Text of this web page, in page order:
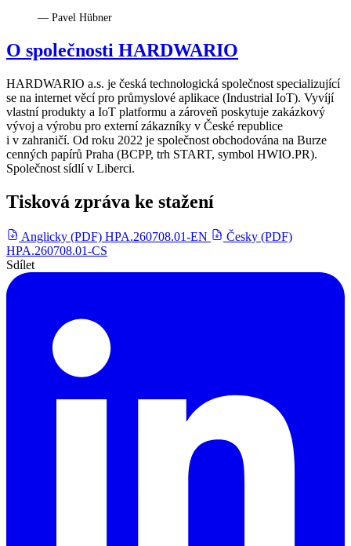
— Pavel Hübner
O společnosti HARDWARIO
HARDWARIO a.s. je česká technologická společnost specializující
se na internet věcí pro průmyslové aplikace (Industrial IoT). Vyvíjí
vlastní produkty a IoT platformu a zároveň poskytuje zakázkový
vývoj a výrobu pro externí zákazníky v České republice
i v zahraničí. Od roku 2022 je společnost obchodována na Burze
cenných papírů Praha (BCPP, trh START, symbol HWIO.PR).
Společnost sídlí v Liberci.
Tisková zpráva ke stažení
Anglicky (PDF) HPA.260708.01-EN
Česky (PDF)
HPA.260708.01-CS
Sdílet